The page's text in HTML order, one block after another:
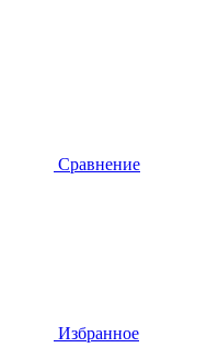
Сравнение
Избранное